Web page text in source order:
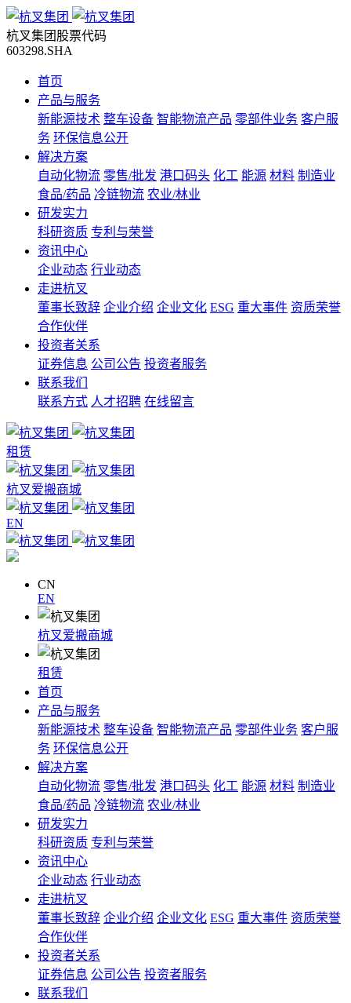
杭叉集团股票代码
603298.SHA
首页
产品与服务
新能源技术 整车设备 智能物流产品 零部件业务 客户服
务 环保信息公开
解决方案
自动化物流 零售/批发 港口码头 化工 能源 材料 制造业
食品/药品 冷链物流 农业/林业
研发实力
科研资质 专利与荣誉
资讯中心
企业动态 行业动态
走进杭叉
董事长致辞 企业介绍 企业文化 ESG 重大事件 资质荣誉
合作伙伴
投资者关系
证券信息 公司公告 投资者服务
联系我们
联系方式 人才招聘 在线留言
租赁
杭叉爱搬商城
EN
CN
EN
杭叉爱搬商城
租赁
首页
产品与服务
新能源技术 整车设备 智能物流产品 零部件业务 客户服
务 环保信息公开
解决方案
自动化物流 零售/批发 港口码头 化工 能源 材料 制造业
食品/药品 冷链物流 农业/林业
研发实力
科研资质 专利与荣誉
资讯中心
企业动态 行业动态
走进杭叉
董事长致辞 企业介绍 企业文化 ESG 重大事件 资质荣誉
合作伙伴
投资者关系
证券信息 公司公告 投资者服务
联系我们